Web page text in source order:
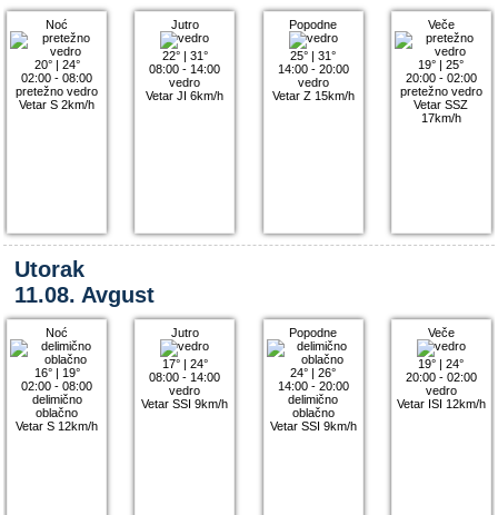
Noć
20°| 24°
02:00 - 08:00
pretežno vedro
Vetar S 2km/h
Jutro
22°| 31°
08:00 - 14:00
vedro
Vetar JI 6km/h
Popodne
25° |31°
14:00 - 20:00
vedro
Vetar Z 15km/h
Veče
19° |25°
20:00 - 02:00
pretežno vedro
Vetar SSZ
17km/h
Utorak
11.08. Avgust
Noć
16°| 19°
02:00 - 08:00
delimično
oblačno
Vetar S 12km/h
Jutro
17°| 24°
08:00 - 14:00
vedro
Vetar SSI 9km/h
Popodne
24° |26°
14:00 - 20:00
delimično
oblačno
Vetar SSI 9km/h
Veče
19° |24°
20:00 - 02:00
vedro
Vetar ISI 12km/h